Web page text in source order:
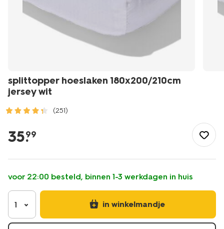
splittopper hoeslaken 180x200/210cm
jersey wit
(251)
slapen/slapen/hoeslaken/splittopper-
hoeslaken-
jersey-
5190138.html
35.
99
voor 22:00 besteld, binnen 1-3 werkdagen in huis
1 in winkelmandje